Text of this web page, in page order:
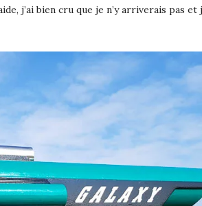
j’ai bien cru que je n’y arriverais pas et